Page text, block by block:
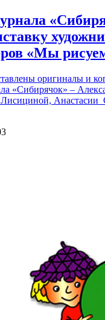
«Мы
оригиналы и
«Сибирячок» –
Анастасии